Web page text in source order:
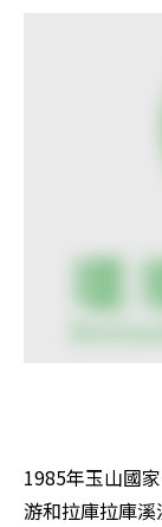
1985年玉山國
游和拉庫拉庫